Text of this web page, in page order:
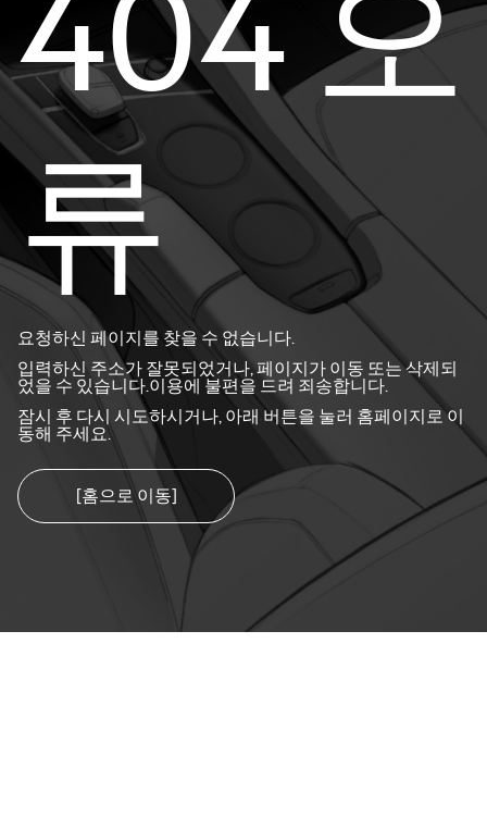
404 오
류
요청하신 페이지를 찾을 수 없습니다.
입력하신 주소가 잘못되었거나, 페이지가 이동 또는 삭제되
었을 수 있습니다.이용에 불편을 드려 죄송합니다.
잠시 후 다시 시도하시거나, 아래 버튼을 눌러 홈페이지로 이
동해 주세요.
[홈으로 이동]